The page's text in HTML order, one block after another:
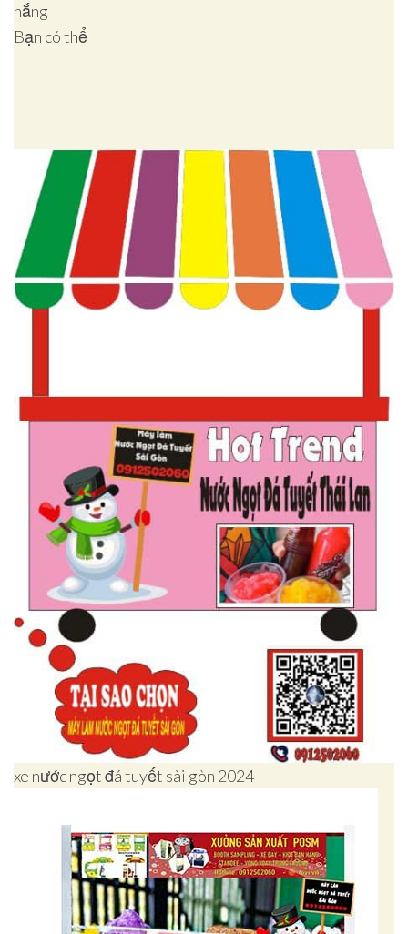
nắng
Bạn có thể
xe nước ngọt đá tuyết sài gòn 2024